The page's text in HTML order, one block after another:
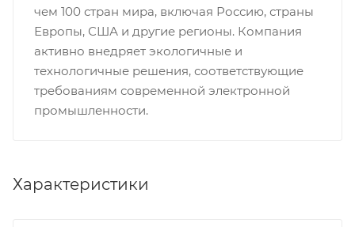
чем 100 стран мира, включая Россию, страны
Европы, США и другие регионы. Компания
активно внедряет экологичные и
технологичные решения, соответствующие
требованиям современной электронной
промышленности.
Характеристики